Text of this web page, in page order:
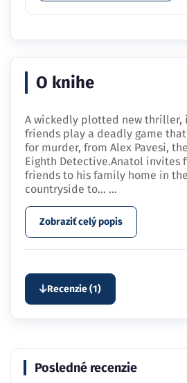
O knihe
A wickedly plotted new thriller,
friends play a deadly game
for murder, from Alex Pavesi,
Eighth Detective.Anatol invites
friends to his family home in
countryside to… ...
Zobraziť celý popis
Recenzie (1)
Posledné recenzie